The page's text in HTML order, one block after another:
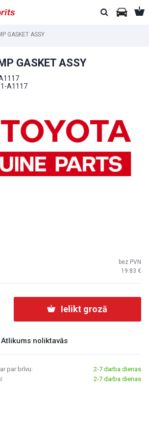
GASKET ASSY
GASKET ASSY
A1117
19.83
bez PVN
Ielikt grozā
Atlikums noliktavās
par brīvu:
2-7 darba dienas
2-7 darba dienas